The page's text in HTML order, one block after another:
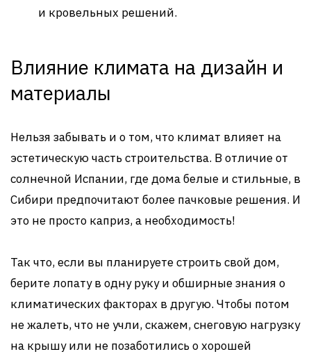
и кровельных решений.
Влияние климата на дизайн и
материалы
Нельзя забывать и о том, что климат влияет на
эстетическую часть строительства. В отличие от
солнечной Испании, где дома белые и стильные, в
Сибири предпочитают более пачковые решения. И
это не просто каприз, а необходимость!
Так что, если вы планируете строить свой дом,
берите лопату в одну руку и обширные знания о
климатических факторах в другую. Чтобы потом
не жалеть, что не учли, скажем, снеговую нагрузку
на крышу или не позаботились о хорошей